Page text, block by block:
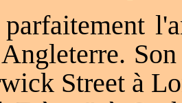
Street à